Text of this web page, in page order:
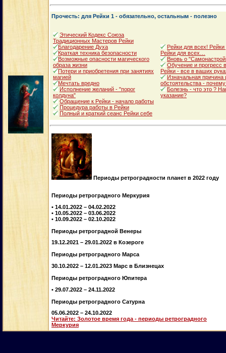
Прочесть: для Рейки 1 - обязательно, остальным - полезно
Этический Кодекс Союза
Традиционных Мастеров Рейки
Благодарение Духа
Краткая техника безопасности
Возможные опасности магического
образа жизни
Потери и приобретения при занятиях
магией
Мечтать вредно
Исполнение желаний - "порог
колдуна"
Обращение к Рейки - начало работы
Процедура работы в Рейки
Полный и краткий сеанс Рейки себе
Рейки для всех!
Рейки для всех…
Вновь о
Обучение и прогресс
Рейки - все в ваших
Изначальная
обстоятельства -
Болезнь - что это ?
указание?
Периоды ретроградности планет в 2022 году
Периоды ретроградного Меркурия
• 14.01.2022 – 04.02.2022
• 10.05.2022 – 03.06.2022
• 10.09.2022 – 02.10.2022
Периоды ретроградной Венеры
19.12.2021 – 29.01.2022 в Козероге
Периоды ретроградного Марса
30.10.2022 – 12.01.2023 Марс в Близнецах
Периоды ретроградного Юпитера
• 29.07.2022 – 24.11.2022
Периоды ретроградного Сатурна
05.06.2022 – 24.10.2022
Читайте: Золотое время года - периоды ретроградного
Меркурия